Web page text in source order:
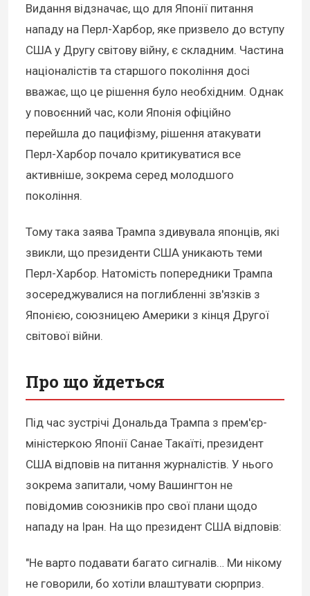
Видання відзначає, що для Японії питання
нападу на Перл-Харбор, яке призвело до вступу
США у Другу світову війну, є складним. Частина
націоналістів та старшого покоління досі
вважає, що це рішення було необхідним. Однак
у повоєнний час, коли Японія офіційно
перейшла до пацифізму, рішення атакувати
Перл-Харбор почало критикуватися все
активніше, зокрема серед молодшого
покоління.
Тому така заява Трампа здивувала японців, які
звикли, що президенти США уникають теми
Перл-Харбор. Натомість попередники Трампа
зосереджувалися на поглибленні зв'язків з
Японією, союзницею Америки з кінця Другої
світової війни.
Про що йдеться
Під час зустрічі Дональда Трампа з прем'єр-
міністеркою Японії Санае Такаїті, президент
США відповів на питання журналістів. У нього
зокрема запитали, чому Вашингтон не
повідомив союзників про свої плани щодо
нападу на Іран. На що президент США відповів:
"Не варто подавати багато сигналів… Ми нікому
не говорили, бо хотіли влаштувати сюрприз.